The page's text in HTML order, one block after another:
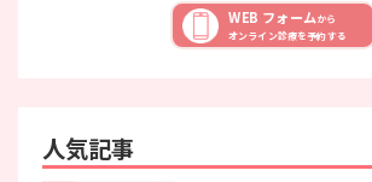
人気記事
WEB フォームから
オンライン診療を予約する